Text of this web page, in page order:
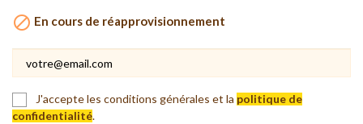
 En cours de réapprovisionnement
J'accepte les conditions générales et la politique de
confidentialité.